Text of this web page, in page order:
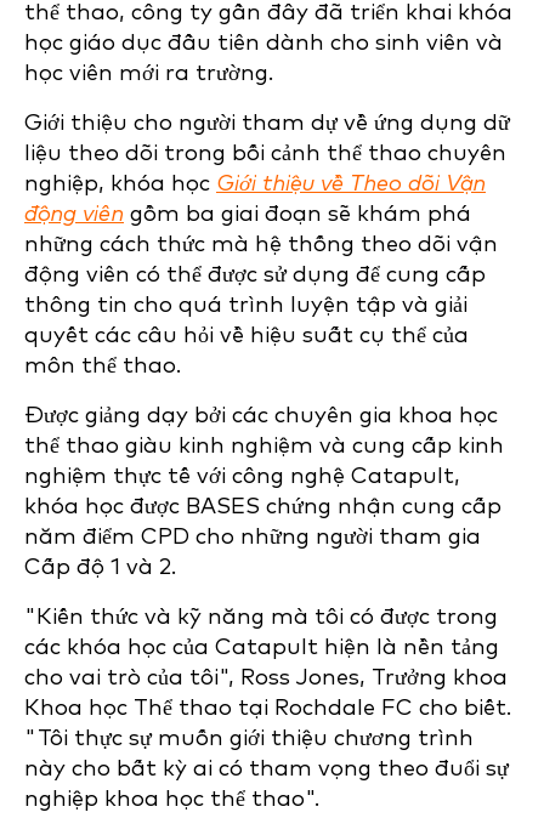
thể thao, công ty gần đây đã triển khai khóa
học giáo dục đầu tiên dành cho sinh viên và
học viên mới ra trường.
Giới thiệu cho người tham dự về ứng dụng dữ
liệu theo dõi trong bối cảnh thể thao chuyên
nghiệp, khóa học Giới thiệu về Theo dõi Vận
động viên gồm ba giai đoạn sẽ khám phá
những cách thức mà hệ thống theo dõi vận
động viên có thể được sử dụng để cung cấp
thông tin cho quá trình luyện tập và giải
quyết các câu hỏi về hiệu suất cụ thể của
môn thể thao.
Được giảng dạy bởi các chuyên gia khoa học
thể thao giàu kinh nghiệm và cung cấp kinh
nghiệm thực tế với công nghệ Catapult,
khóa học được BASES chứng nhận cung cấp
năm điểm CPD cho những người tham gia
Cấp độ 1 và 2.
"Kiến thức và kỹ năng mà tôi có được trong
các khóa học của Catapult hiện là nền tảng
cho vai trò của tôi", Ross Jones, Trưởng khoa
Khoa học Thể thao tại Rochdale FC cho biết.
"Tôi thực sự muốn giới thiệu chương trình
này cho bất kỳ ai có tham vọng theo đuổi sự
nghiệp khoa học thể thao".